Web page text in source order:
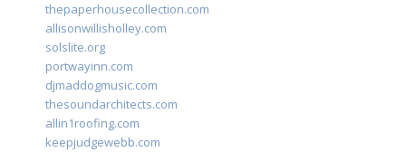
thepaperhousecollection.com
allisonwillisholley.com
solslite.org
portwayinn.com
djmaddogmusic.com
thesoundarchitects.com
allin1roofing.com
keepjudgewebb.com